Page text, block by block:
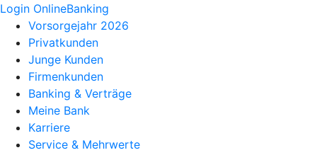
Login OnlineBanking
Vorsorgejahr 2026
Privatkunden
Junge Kunden
Firmenkunden
Banking & Verträge
Meine Bank
Karriere
Service & Mehrwerte